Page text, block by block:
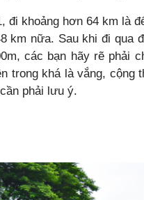
đi khoảng hơn 64 km là
km nữa. Sau khi đi qua
các bạn hãy rẽ phải
khá là vắng, cộng
phải lưu ý.